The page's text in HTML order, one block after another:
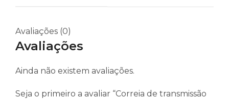
Avaliações (0)
Avaliações
Ainda não existem avaliações.
Seja o primeiro a avaliar “Correia de transmissão